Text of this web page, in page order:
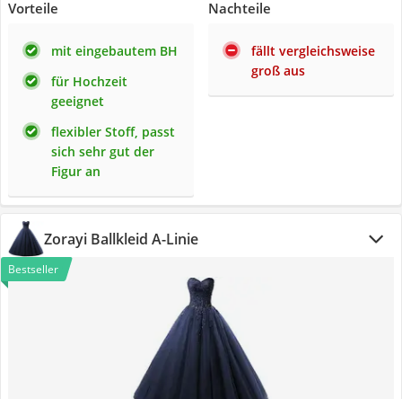
Vorteile
mit eingebautem BH
für Hochzeit
geeignet
flexibler Stoff, passt
sich sehr gut der
Figur an
Nachteile
fällt vergleichsweise
groß aus
Zorayi Ballkleid A-Linie
Bestseller